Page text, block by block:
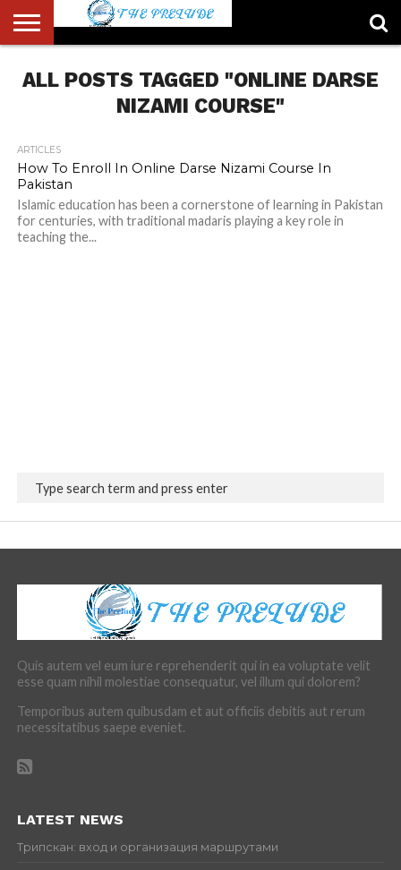
US
ACCOUNT
AUTHORS
LIST
FULL-
WIDTH
HOME
LATEST
NEWS
LOGIN
LOGOUT
MEMBERS
PASSWORD
RESET
REGISTER
SAMPLE
PAGE
TYPOGRAPHY
USER
ALL POSTS TAGGED "ONLINE DARSE
NIZAMI COURSE"
ARTICLES
How To Enroll In Online Darse Nizami Course In
Pakistan
Islamic education has been a cornerstone of learning in Pakistan
for centuries, with traditional madaris playing a key role in
teaching the...
Quis autem vel eum iure reprehenderit qui in ea voluptate velit
esse quam nihil molestiae consequatur, vel illum qui dolorem?
Temporibus autem quibusdam et aut officiis debitis aut rerum
necessitatibus saepe eveniet.
LATEST NEWS
Трипскан: вход и организация маршрутами